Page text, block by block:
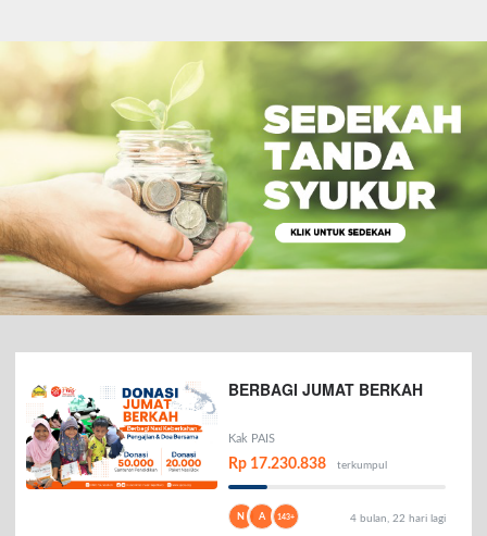
BERBAGI JUMAT BERKAH
Kak PAIS
Rp 17.230.838 terkumpul
N A 143+ 4 bulan, 22 hari lagi